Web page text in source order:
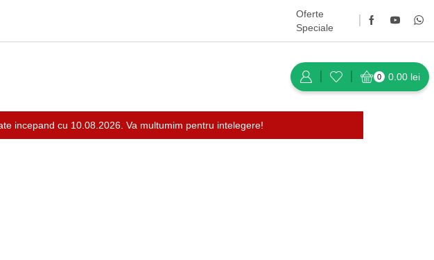
Oferte
Speciale
0 0.00 lei
incepand cu 10.08.2026. Va multumim pentru intelegere!